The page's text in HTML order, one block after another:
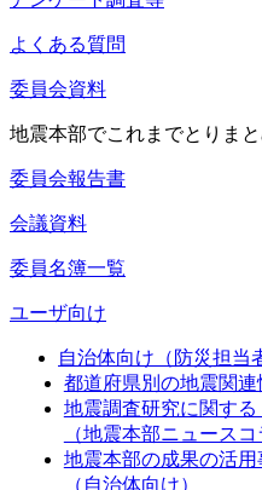
よくある質問
委員会資料
地震本部でこれまでとりま
委員会報告書
会議資料
委員名簿一覧
ユーザ向け
自治体向け（防災担当
都道府県別の地震関連
地震調査研究に関する
（地震本部ニュースコ
地震本部の成果の活用
（自治体向け）